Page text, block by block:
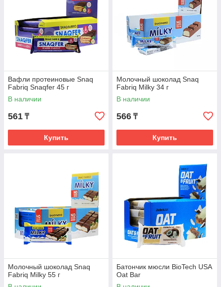
Вафли протеиновые Snaq
Fabriq Snaqfer 45 г
В наличии
561 ₸
Купить
Молочный шоколад Snaq
Fabriq Milky 34 г
В наличии
566 ₸
Купить
Молочный шоколад Snaq
Fabriq Milky 55 г
Батончик мюсли BioTech USA
Oat Bar